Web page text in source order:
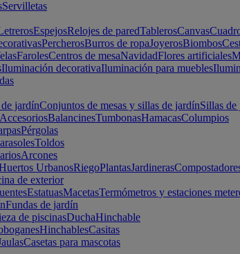
Servilletas
EspejosRelojes de paredTablerosCanvas
PercherosBurros de ropaJoyerosBiombos
FarolesCentros de mesaNavidadFlores artificiales
Iluminación decorativaIluminación para muebles
de jardínConjuntos de mesas y sillas de jardínSillas de
AccesoriosBalancinesTumbonasHamacasColumpios
Pérgolas
Toldos
Arcones
UrbanosRiegoPlantasJardineras
de exterior
EstatuasMacetasTermómetros y estaciones
Fundas de jardín
de piscinasDuchaHinchable
HinchablesCasitas
Casetas para mascotas